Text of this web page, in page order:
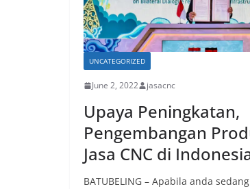
UNCATEGORIZED
June 2, 2022 jasacnc
Upaya Peningkatan,
Pengembangan
Jasa CNC di
BATUBELING – Apabila anda sedang